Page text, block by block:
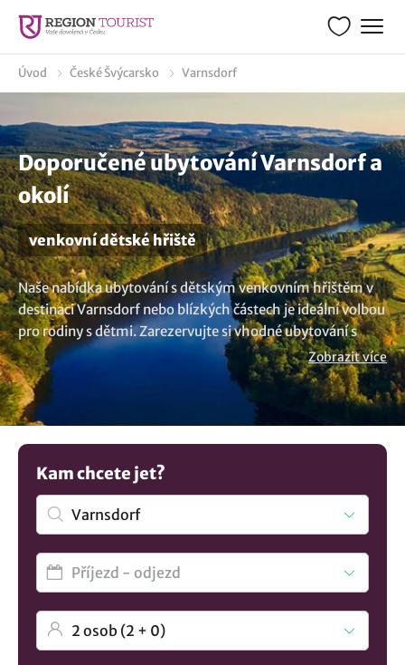
Úvod České Švýcarsko Varnsdorf
Doporučené ubytování Varnsdorf a
okolí
venkovní dětské hřiště
Naše nabídka ubytování s dětským venkovním hřištěm v
destinaci Varnsdorf nebo blízkých částech je ideální volbou
pro rodiny s dětmi. Zarezervujte si vhodné ubytování s
výborným zázemím v podobě dětského hřiště se spoustou
atrakcí jako např. houpačky, pískoviště, dětský hrad nebo
prolézačky, kterým vaše děti neodolají. Není nad to
posedět na terase a mít dítě na dohled. Nenalezli jste to
pravé? Objevte další možnostiubytování v lokalitě
..
Zobrazit více
Kam chcete jet?